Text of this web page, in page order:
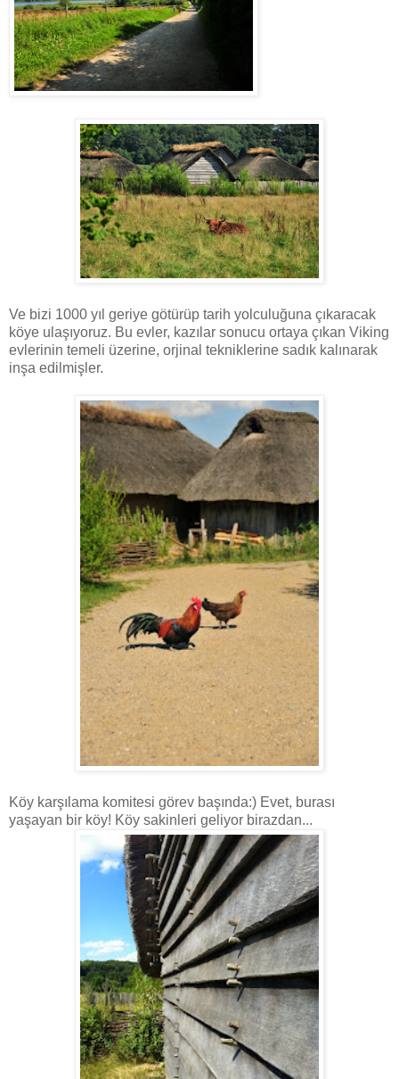
Ve bizi 1000 yıl geriye götürüp tarih yolculuğuna çıkaracak
köye ulaşıyoruz. Bu evler, kazılar sonucu ortaya çıkan Viking
evlerinin temeli üzerine, orjinal tekniklerine sadık kalınarak
inşa edilmişler.
Köy karşılama komitesi görev başında:) Evet, burası
yaşayan bir köy! Köy sakinleri geliyor birazdan...